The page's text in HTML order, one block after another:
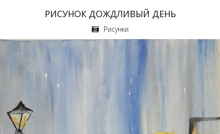
РИСУНОК ДОЖДЛИВЫЙ ДЕНЬ
Рисунки